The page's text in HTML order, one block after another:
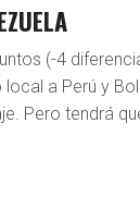
(-4
a Perú y
Pero tendrá